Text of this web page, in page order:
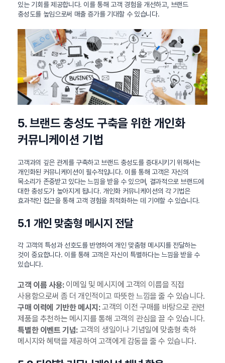
있는 기회를 제공합니다. 이를 통해 고객 경험을 개선하고, 브랜드
충성도를 높임으로써 매출 증가를 기대할 수 있습니다.
5. 브랜드 충성도 구축을 위한 개인화
커뮤니케이션 기법
고객과의 깊은 관계를 구축하고 브랜드 충성도를 증대시키기 위해서는
개인화된 커뮤니케이션이 필수적입니다. 이를 통해 고객은 자신의
목소리가 존중받고 있다는 느낌을 받을 수 있으며, 결과적으로 브랜드에
대한 충성도가 높아지게 됩니다. 개인화 커뮤니케이션의 각 기법은
효과적인 접근을 통해 고객 경험을 최적화하는 데 기여할 수 있습니다.
5.1 개인 맞춤형 메시지 전달
각 고객의 특성과 선호도를 반영하여 개인 맞춤형 메시지를 전달하는
것이 중요합니다. 이를 통해 고객은 자신이 특별하다는 느낌을 받을 수
있습니다.
고객 이름 사용:이메일 및 메시지에 고객의 이름을 직접
사용함으로써 좀 더 개인적이고 따뜻한 느낌을 줄 수 있습니다.
구매 이력에 기반한 메시지:고객의 이전 구매를 바탕으로 관련
제품을 추천하는 메시지를 통해 고객의 관심을 끌 수 있습니다.
특별한 이벤트 기념:고객의 생일이나 기념일에 맞춤형 축하
메시지와 혜택을 제공하여 고객에게 감동을 줄 수 있습니다.